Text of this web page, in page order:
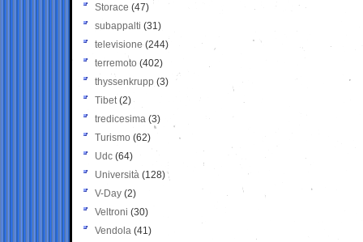
Storace (47)
subappalti (31)
televisione(244)
terremoto (402)
thyssenkrupp (3)
Tibet(2)
tredicesima (3)
Turismo (62)
Udc (64)
Università (128)
V-Day (2)
Veltroni (30)
Vendola (41)